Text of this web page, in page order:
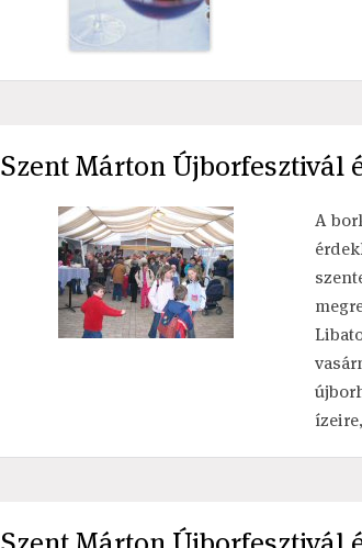
Szent Márton Újborfesztivál
A